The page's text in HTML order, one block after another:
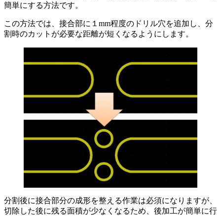
簡単にする方法です。
この方法では、接合部に１mm程度のドリル穴を追加し、分
割時のカットが必要な距離が短くなるようにします。
分割後に接合部分の成形を整える作業は必須になりますが、
切除した後に残る面積が少なくなるため、後加工が簡単に行